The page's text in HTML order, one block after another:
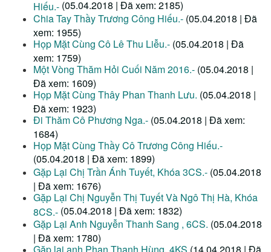
Hiếu.- (05.04.2018 | Đã xem: 2185)
Chia Tay Thầy Trương Công Hiếu.- (05.04.2018 | Đã
xem: 1955)
Họp Mặt Cùng Cô Lê Thu Liễu.- (05.04.2018 | Đã
xem: 1759)
Một Vòng Thăm Hỏi Cuối Năm 2016.- (05.04.2018 |
Đã xem: 1609)
Họp Mặt Cùng Thây Phan Thanh Lưu. (05.04.2018 |
Đã xem: 1923)
Đi Thăm Cô Phương Nga.- (05.04.2018 | Đã xem:
1684)
Họp Mặt Cùng Thầy Cô Trương Công Hiếu.-
(05.04.2018 | Đã xem: 1899)
Gặp Lại Chị Trần Ánh Tuyết, Khóa 3CS.- (05.04.2018
| Đã xem: 1676)
Gặp Lại Chị Nguyễn Thị Tuyết Và Ngô Thị Hà, Khóa
8CS.- (05.04.2018 | Đã xem: 1832)
Gặp Lại Anh Nguyễn Thanh Sang , 6CS. (05.04.2018
| Đã xem: 1780)